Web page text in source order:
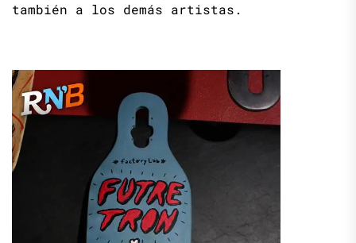
también a los demás artistas.